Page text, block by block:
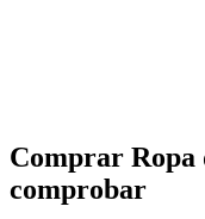
Comprar Ropa
comprobar